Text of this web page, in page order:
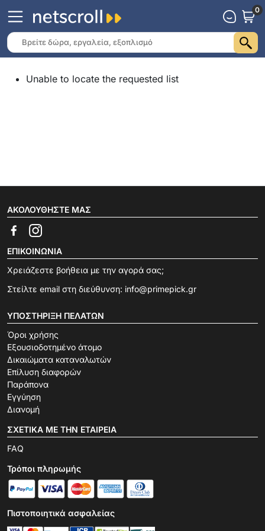
0
Unable to locate the requested list
ΑΚΟΛΟΥΘΉΣΤΕ ΜΑΣ
ΕΠΙΚΟΙΝΩΝΊΑ
Χρειάζεστε βοήθεια με την αγορά σας;
Στείλτε email στη διεύθυνση: info@primepick.gr
ΥΠΟΣΤΉΡΙΞΗ ΠΕΛΑΤΏΝ
Όροι χρήσης
Εξουσιοδοτημένο άτομο
Δικαιώματα καταναλωτών
Επίλυση διαφορών
Παράπονα
Εγγύηση
Διανομή
ΣΧΕΤΙΚΆ ΜΕ ΤΗΝ ΕΤΑΙΡΕΊΑ
FAQ
Τρόποι πληρωμής
Πιστοποιητικά ασφαλείας